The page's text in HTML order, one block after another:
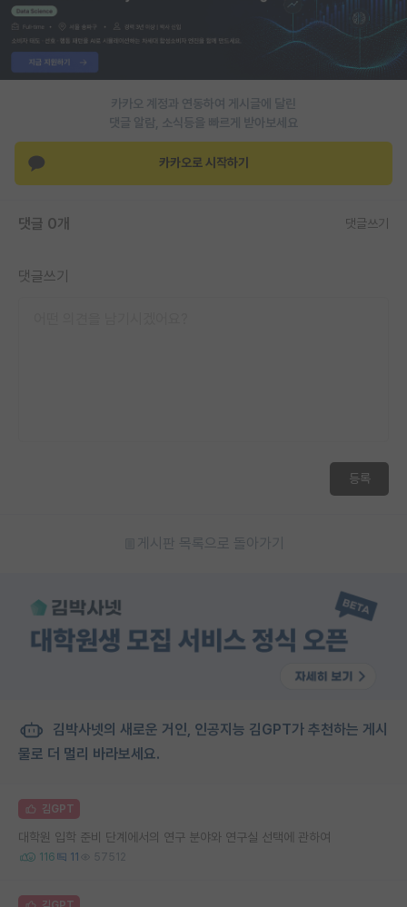
카카오 계정과 연동하여 게시글에 달린
댓글 알람, 소식등을 빠르게 받아보세요
카카오로 시작하기
댓글 0개 댓글쓰기
댓글쓰기
등록
게시판 목록으로 돌아가기
김박사넷의 새로운 거인, 인공지능 김GPT가 추천하는 게시
물로 더 멀리 바라보세요.
김GPT
대학원 입학 준비 단계에서의 연구 분야와 연구실 선택에 관하여
116 11 57512